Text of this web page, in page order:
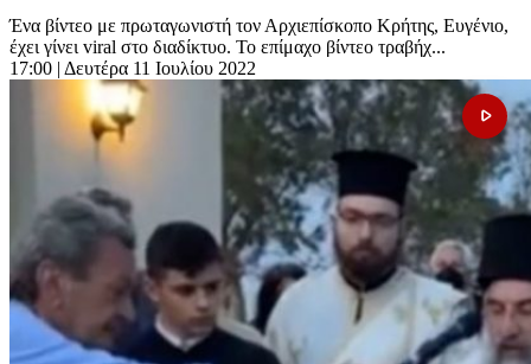
Ένα βίντεο με πρωταγωνιστή τον Αρχιεπίσκοπο Κρήτης, Ευγένιο,
έχει γίνει viral στο διαδίκτυο. Το επίμαχο βίντεο τραβήχ...
17:00 | Δευτέρα 11 Ιουλίου 2022